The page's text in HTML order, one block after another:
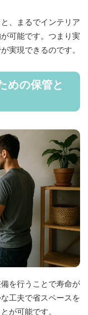
、まるでインテリア
可能です。つまり実
実現できるのです。
めの保管と
を行うことで寿命が
工夫で省スペースを
が可能です。